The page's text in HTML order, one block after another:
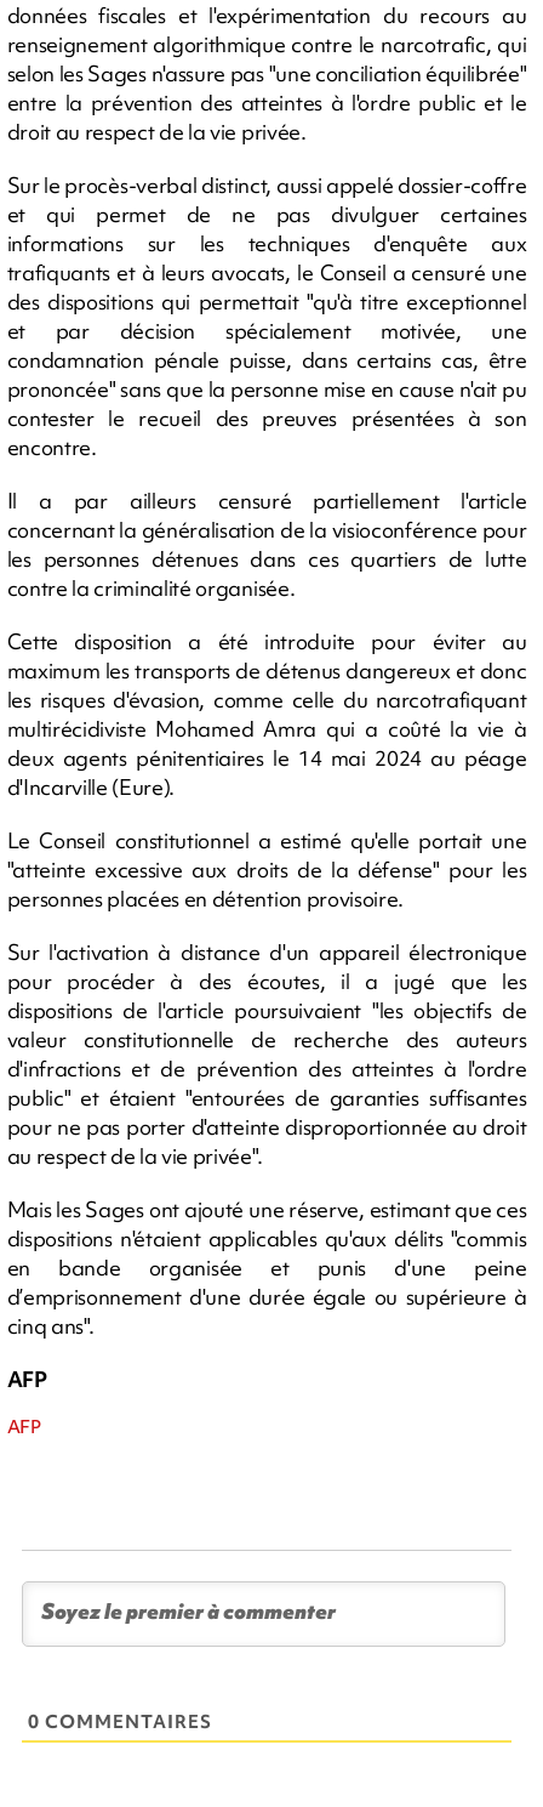
données fiscales et l'expérimentation du recours au
renseignement algorithmique contre le narcotrafic, qui
selon les Sages n'assure pas "une conciliation équilibrée"
entre la prévention des atteintes à l'ordre public et le
droit au respect de la vie privée.
Sur le procès-verbal distinct, aussi appelé dossier-coffre
et qui permet de ne pas divulguer certaines
informations sur les techniques d'enquête aux
trafiquants et à leurs avocats, le Conseil a censuré une
des dispositions qui permettait "qu'à titre exceptionnel
et par décision spécialement motivée, une
condamnation pénale puisse, dans certains cas, être
prononcée" sans que la personne mise en cause n'ait pu
contester le recueil des preuves présentées à son
encontre.
Il a par ailleurs censuré partiellement l'article
concernant la généralisation de la visioconférence pour
les personnes détenues dans ces quartiers de lutte
contre la criminalité organisée.
Cette disposition a été introduite pour éviter au
maximum les transports de détenus dangereux et donc
les risques d'évasion, comme celle du narcotrafiquant
multirécidiviste Mohamed Amra qui a coûté la vie à
deux agents pénitentiaires le 14 mai 2024 au péage
d'Incarville (Eure).
Le Conseil constitutionnel a estimé qu'elle portait une
"atteinte excessive aux droits de la défense" pour les
personnes placées en détention provisoire.
Sur l'activation à distance d'un appareil électronique
pour procéder à des écoutes, il a jugé que les
dispositions de l'article poursuivaient "les objectifs de
valeur constitutionnelle de recherche des auteurs
d'infractions et de prévention des atteintes à l'ordre
public" et étaient "entourées de garanties suffisantes
pour ne pas porter d'atteinte disproportionnée au droit
au respect de la vie privée".
Mais les Sages ont ajouté une réserve, estimant que ces
dispositions n'étaient applicables qu'aux délits "commis
en bande organisée et punis d'une peine
d’emprisonnement d'une durée égale ou supérieure à
cinq ans".
AFP
AFP
0 COMMENTAIRES